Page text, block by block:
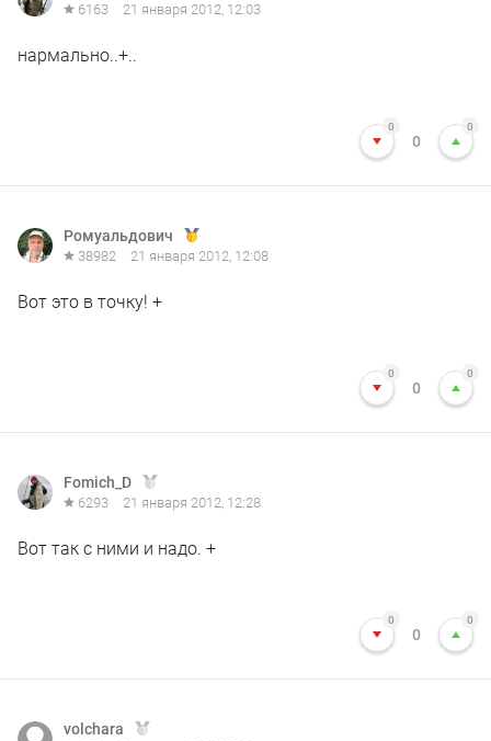
6163 21 января 2012, 12:03
нармально..+..
0
0
0
Ромуальдович
38982 21 января 2012, 12:08
Вот это в точку! +
0
0
0
Fomich_D
6293 21 января 2012, 12:28
Вот так с ними и надо. +
0
0
0
volchara